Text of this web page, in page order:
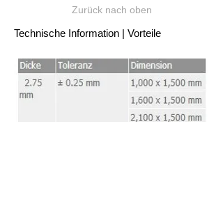
Zurück nach oben
Technische Information | Vorteile